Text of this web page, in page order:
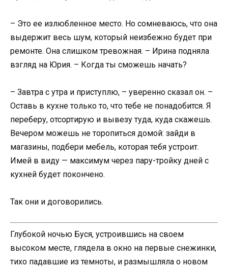
– Это ее излюбленное место. Но сомневаюсь, что она
выдержит весь шум, который неизбежно будет при
ремонте. Она слишком тревожная. – Ирина подняла
взгляд на Юрия. – Когда ты сможешь начать?
– Завтра с утра и приступлю, – уверенно сказал он. –
Оставь в кухне только то, что тебе не понадобится. Я
переберу, отсортирую и вывезу туда, куда скажешь.
Вечером можешь не торопиться домой: зайди в
магазины, подбери мебель, которая тебя устроит.
Имей в виду — максимум через пару-тройку дней с
кухней будет покончено.
Так они и договорились.
Глубокой ночью Буся, устроившись на своем
высоком месте, глядела в окно на первые снежинки,
тихо падавшие из темноты, и размышляла о новом